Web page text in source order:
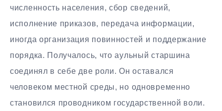
численность населения, сбор сведений,
исполнение приказов, передача информации,
иногда организация повинностей и поддержание
порядка. Получалось, что аульный старшина
соединял в себе две роли. Он оставался
человеком местной среды, но одновременно
становился проводником государственной воли.